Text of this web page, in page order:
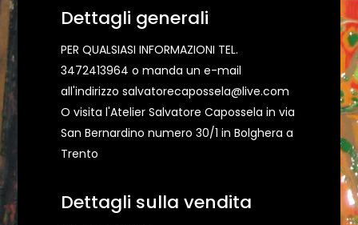
Dettagli generali
PER QUALSIASI INFORMAZIONI TEL.
3472413964 o manda un e-mail
all'indirizzo salvatorecapossela@live.com
O visita l'Atelier Salvatore Capossela in via
San Bernardino numero 30/1 in Bolghera a
Trento
Dettagli sulla vendita